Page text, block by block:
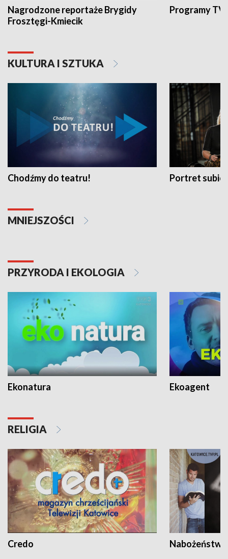
Nagrodzone reportaże Brygidy
Frosztęgi-Kmiecik
Programy
KULTURA I SZTUKA
Chodźmy do teatru! Portret
MNIEJSZOŚCI
PRZYRODA I EKOLOGIA
Ekonatura Ekoagent
RELIGIA
Credo